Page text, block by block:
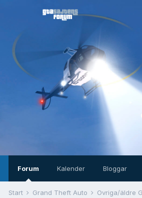
Forum Kalender Bloggar
Start Grand Theft Auto Övriga/äldre